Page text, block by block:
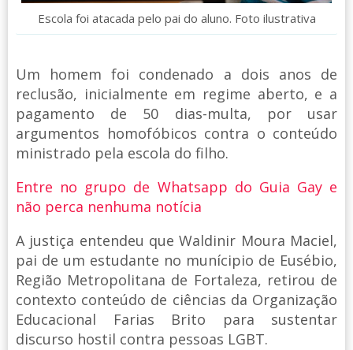
Escola foi atacada pelo pai do aluno. Foto ilustrativa
Um homem foi condenado a dois anos de
reclusão, inicialmente em regime aberto, e a
pagamento de 50 dias-multa, por usar
argumentos homofóbicos contra o conteúdo
ministrado pela escola do filho.
Entre no grupo de Whatsapp do Guia Gay e
não perca nenhuma notícia
A justiça entendeu que Waldinir Moura Maciel,
pai de um estudante no munícipio de Eusébio,
Região Metropolitana de Fortaleza, retirou de
contexto conteúdo de ciências da Organização
Educacional Farias Brito para sustentar
discurso hostil contra pessoas LGBT.